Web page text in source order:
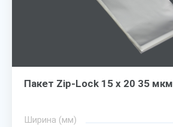
Пакет Zip-Lock 15 х 20 35 мкм
Ширина (мм)